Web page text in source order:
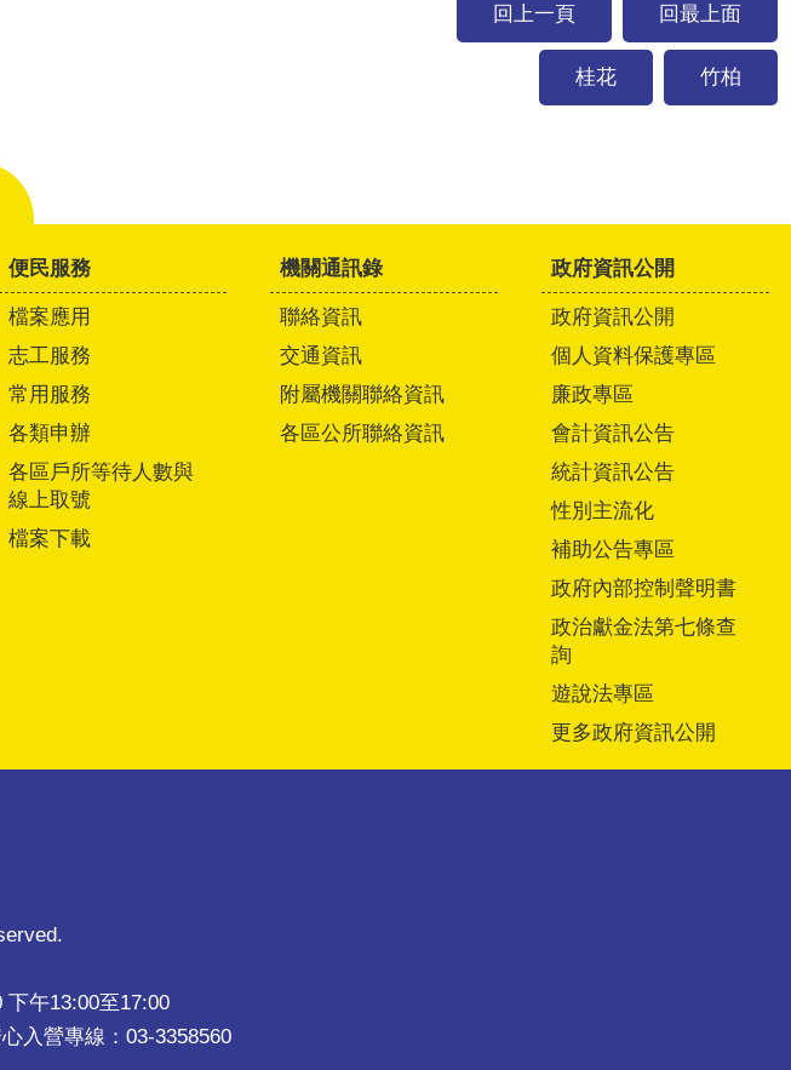
回上一頁 回最上面
桂花 竹柏
便民服務
檔案應用
志工服務
常用服務
各類申辦
各區戶所等待人數與
線上取號
檔案下載
機關通訊錄
聯絡資訊
交通資訊
附屬機關聯絡資訊
各區公所聯絡資訊
政府資訊公開
政府資訊公開
個人資料保護專區
廉政專區
會計資訊公告
統計資訊公告
性別主流化
補助公告專區
政府內部控制聲明書
政治獻金法第七條查
詢
遊說法專區
更多政府資訊公開
午13:00至17:00
入營專線：03-3358560